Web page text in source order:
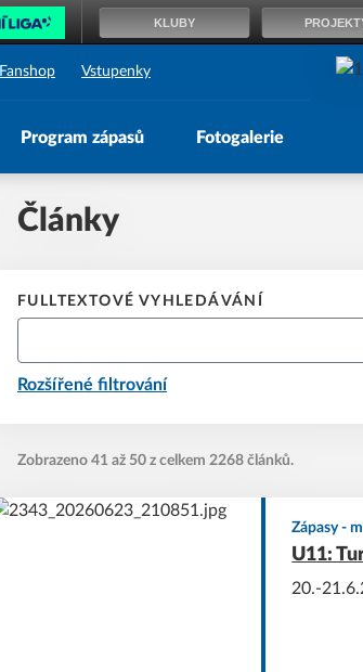
Fanshop Vstupenky
Program zápasů Fotogalerie
Články
FULLTEXTOVÉ VYHLEDÁVÁNÍ
Rozšířené filtrování
Zobrazeno 41 až 50 z celkem 2268 článků.
Zápasy -
U11:
20.-
KLUBY